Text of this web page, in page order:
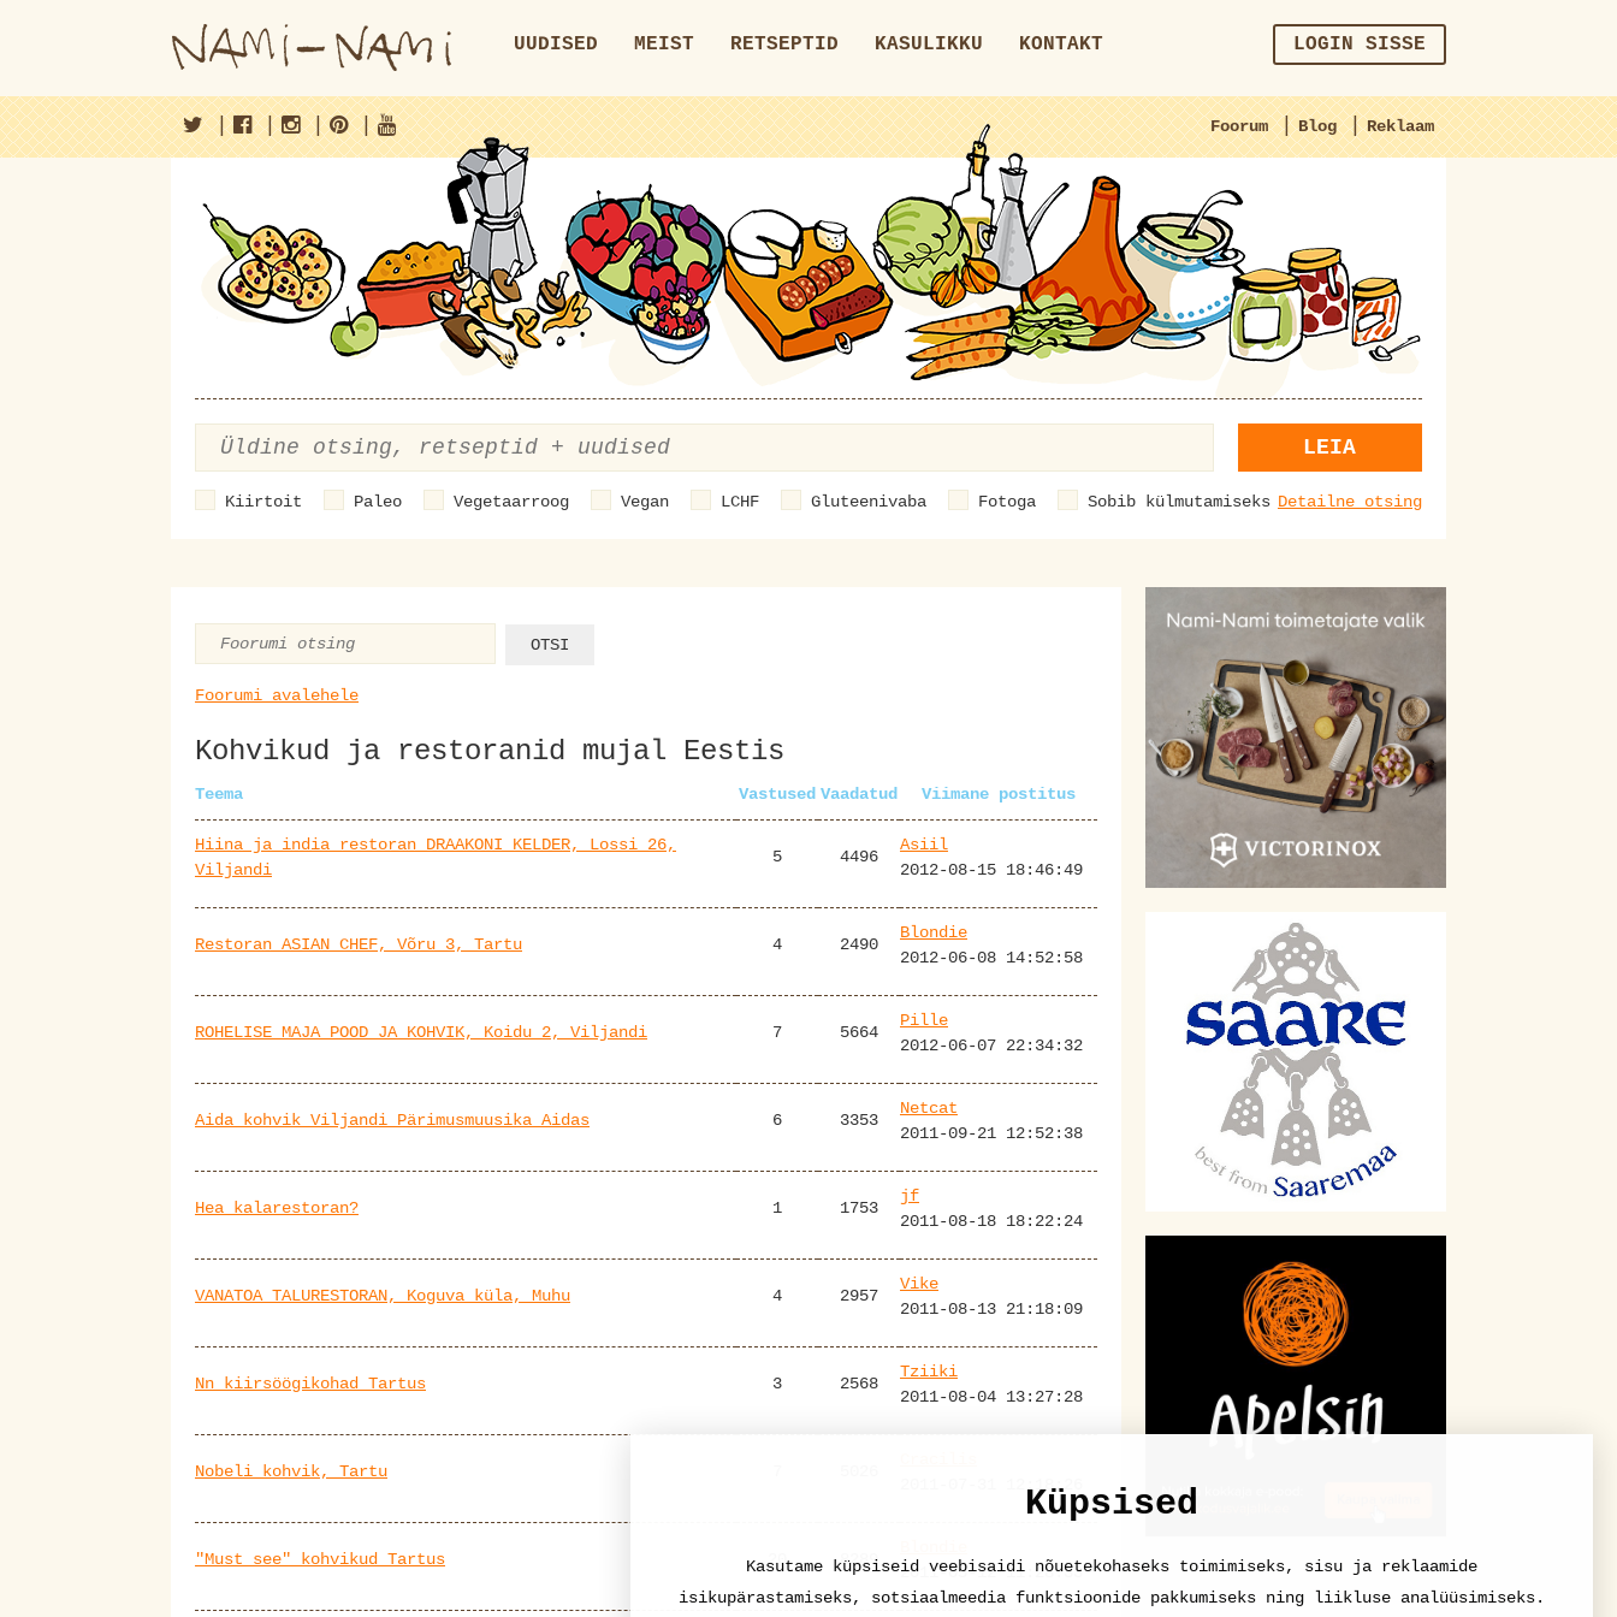
UUDISED MEIST RETSEPTID KASULIKKU KONTAKT LOGIN SISSE
Foorum | Blog | Reklaam
| | | |
LEIA
Kiirtoit Paleo Vegetaarroog Vegan LCHF Gluteenivaba Fotoga Sobib külmutamiseks Detailne otsing
Foorumi avalehele
Kohvikud ja restoranid mujal Eestis
Teema Vastused Vaadatud Viimane postitus
Hiina ja india restoran DRAAKONI KELDER, Lossi 26,
Viljandi
5 4496
Asiil
2012-08-15 18:46:49
Restoran ASIAN CHEF, Võru 3, Tartu 4 2490
Blondie
2012-06-08 14:52:58
ROHELISE MAJA POOD JA KOHVIK, Koidu 2, Viljandi 7 5664
Pille
2012-06-07 22:34:32
Aida kohvik Viljandi Pärimusmuusika Aidas 6 3353
Netcat
2011-09-21 12:52:38
Hea kalarestoran? 1 1753
jf
2011-08-18 18:22:24
VANATOA TALURESTORAN, Koguva küla, Muhu 4 2957
Vike
2011-08-13 21:18:09
Nn kiirsöögikohad Tartus 3 2568
Tziiki
2011-08-04 13:27:28
Nobeli kohvik, Tartu
2011-07-31 12:18:26
"Must see" kohvikud Tartus 20 8289
2011-05-12 11:28:33
Küpsised
Kasutame küpsiseid veebisaidi nõuetekohaseks toimimiseks, sisu ja reklaamide
isikupärastamiseks, sotsiaalmeedia funktsioonide pakkumiseks ning liikluse analüüsimiseks.